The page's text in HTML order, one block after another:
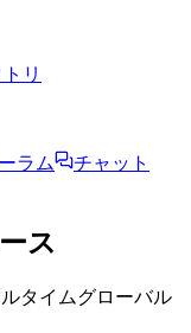
リ
ラム
チャット
ス
タイムグローバル